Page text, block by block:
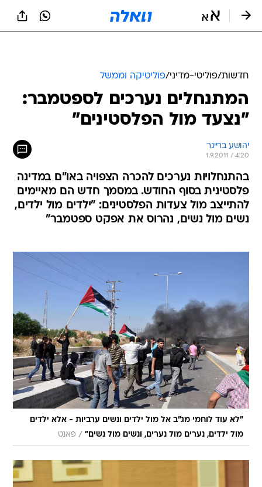
חדשות/פוליטי-מדיני/פוליטיקה וממשל
המתנחלים נערכים לספטמבר:
"נצעד מול הפלסטינים"
יהושע בריינר
1.9.2011 / 4:20
בהתנחלויות נערכים להכרה הצפויה באו"ם במדינה
פלסטינית בסוף החודש. במסמך חדש הם מאיימים
להתייצב מול צעדות הפלסטינים: "ילדים מול ילדים,
נשים מול נשים, נהרוס את אפקט ספטמבר"
"לא עוד לוחמי מג"ב אל מול ילדים ונשים ערביות - אלא ילדים
מול ילדים, נערים מול נערים, ונשים מול נשים" / פאנט